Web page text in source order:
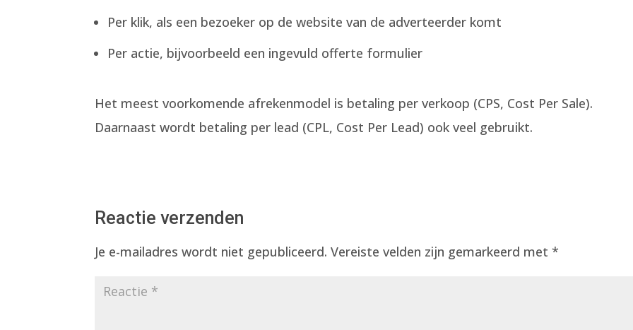
Per klik, als een bezoeker op de website van de adverteerder komt
Per actie, bijvoorbeeld een ingevuld offerte formulier
Het meest voorkomende afrekenmodel is betaling per verkoop (CPS, Cost Per Sale).
Daarnaast wordt betaling per lead (CPL, Cost Per Lead) ook veel gebruikt.
Reactie verzenden
Je e-mailadres wordt niet gepubliceerd. Vereiste velden zijn gemarkeerd met*